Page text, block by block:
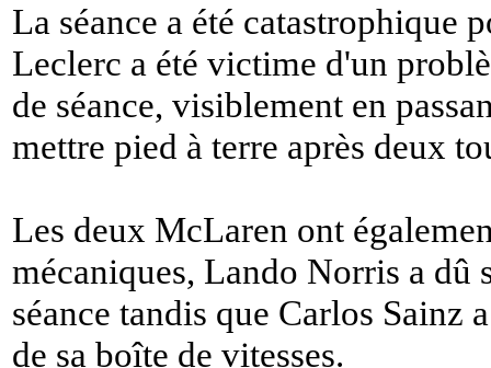
La séance a été catastrophique
Leclerc a été victime d'un
de séance, visiblement en
mettre pied à terre après deux
Les deux McLaren ont
mécaniques, Lando Norris a dû
séance tandis que Carlos Sainz
de sa boîte de vitesses.